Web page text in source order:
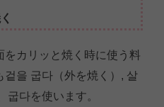
カリッと焼く時に使う料
을 굽다（外を焼く）, 살
굽다を使います。